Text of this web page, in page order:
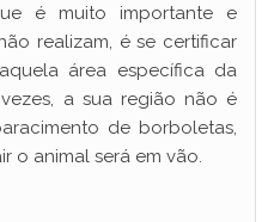
é muito importante e
realizam, é se certificar
área específica da
a sua região não é
de borboletas,
o animal será em vão.